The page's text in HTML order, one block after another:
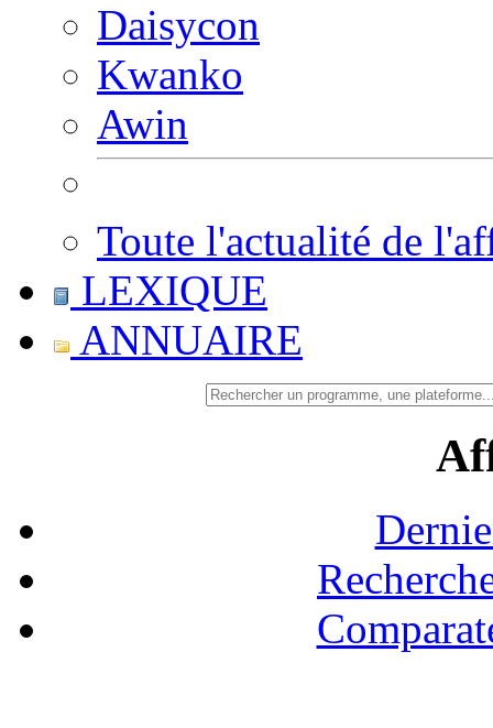
Daisycon
Kwanko
Awin
Toute l'actualité de
LEXIQUE
ANNUAIRE